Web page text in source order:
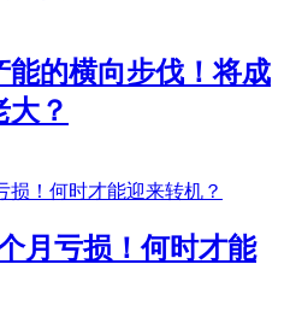
能的横向步伐！将成
大？
月亏损！何时才能